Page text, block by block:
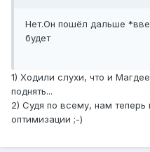
Нет.Он пошёл дальше
будет
1) Ходили слухи, что и
поднять...
2) Судя по всему, нам теперь
оптимизации ;-)